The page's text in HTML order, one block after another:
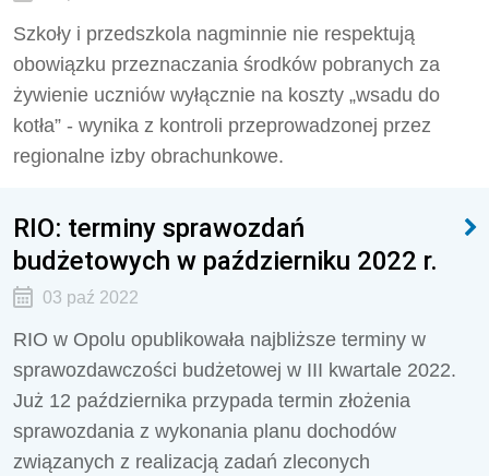
Szkoły i przedszkola nagminnie nie respektują
obowiązku przeznaczania środków pobranych za
żywienie uczniów wyłącznie na koszty „wsadu do
kotła” - wynika z kontroli przeprowadzonej przez
regionalne izby obrachunkowe.
RIO: terminy sprawozdań
budżetowych w październiku 2022 r.
03 paź 2022
RIO w Opolu opublikowała najbliższe terminy w
sprawozdawczości budżetowej w III kwartale 2022.
Już 12 października przypada termin złożenia
sprawozdania z wykonania planu dochodów
związanych z realizacją zadań zleconych